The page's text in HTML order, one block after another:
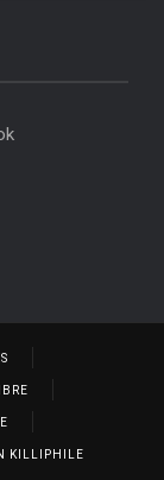
KILLIPHILE